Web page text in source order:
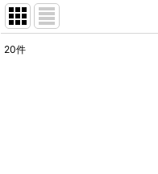
20件